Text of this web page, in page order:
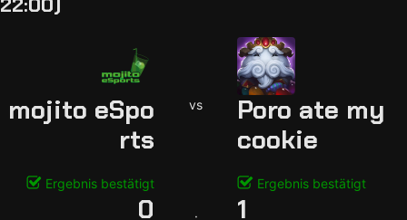
mojito eSpo
rts
vs
Poro ate my
cookie
Ergebnis bestätigt Ergebnis bestätigt
0 1